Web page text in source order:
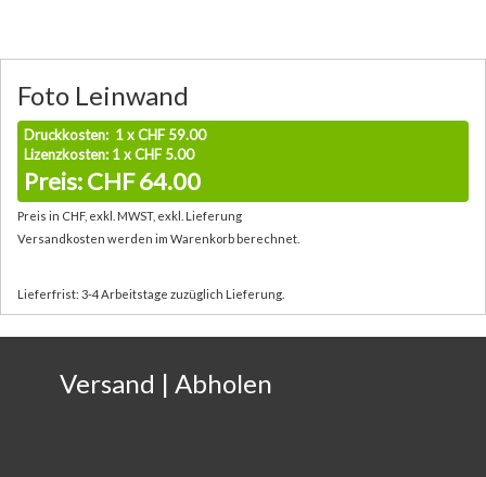
Foto Leinwand
Druckkosten: 1 x CHF 59.00
Lizenzkosten: 1 x CHF 5.00
Preis: CHF 64.00
Preis in CHF, exkl. MWST, exkl. Lieferung
Versandkosten werden im Warenkorb berechnet.
Lieferfrist: 3-4 Arbeitstage zuzüglich Lieferung.
Versand | Abholen